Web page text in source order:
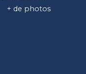
+ de photos